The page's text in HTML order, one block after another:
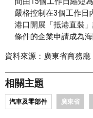
嚴格控制在3個工作日
港口開展「抵港直裝
條件的企業申請成為海
資料來源：廣東省商務廳
相關主題
汽車及零部件 廣東省